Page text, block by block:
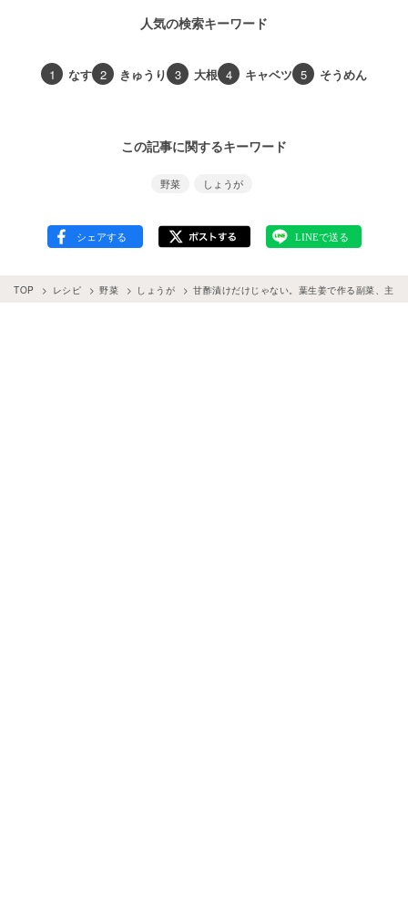
人気の検索キーワード
1 なす 2 きゅうり 3 大根 4 キャベツ 5 そうめん
この記事に関するキーワード
野菜 しょうが
TOP レシピ 野菜 しょうが 甘酢漬けだけじゃない。葉生姜で作る副菜、主菜